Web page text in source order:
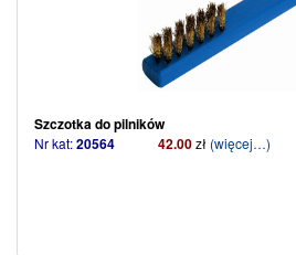
Szczotka do pilników
Nr kat:20564 42.00zł (więcej…)